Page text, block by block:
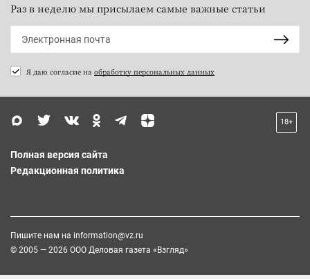
Раз в неделю мы присылаем самые важные статьи
Я даю согласие на обработку персональных данных
18+
Полная версия сайта
Редакционная политика
Пишите нам на information@vz.ru
© 2005 — 2026 ООО Деловая газета «Взгляд»